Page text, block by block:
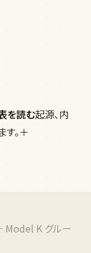
を読む起源、内
。＋
Model K グルー